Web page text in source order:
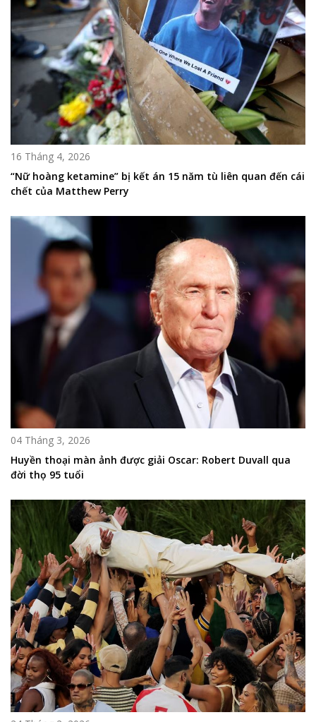
16 Tháng 4, 2026
“Nữ hoàng ketamine” bị kết án 15 năm tù liên quan đến cái
chết của Matthew Perry
04 Tháng 3, 2026
Huyền thoại màn ảnh được giải Oscar: Robert Duvall qua
đời thọ 95 tuổi